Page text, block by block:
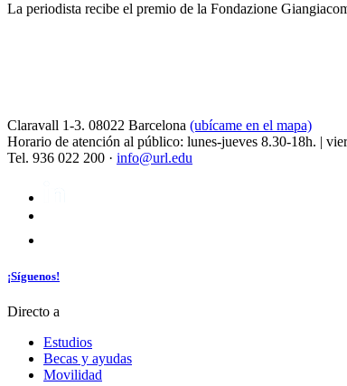
La periodista recibe el premio de la Fondazione
Claravall 1-3. 08022 Barcelona (ubícame en el mapa)
Horario de atención al público: lunes-jueves 8.30-18h. |
Tel. 936 022 200 · info@url.edu
¡Síguenos!
Directo a
Estudios
Becas y ayudas
Movilidad